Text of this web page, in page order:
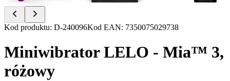
Item
of
Kod produktu: D-240096Kod EAN: 7350075029738
Miniwibrator LELO - Mia™ 3,
różowy